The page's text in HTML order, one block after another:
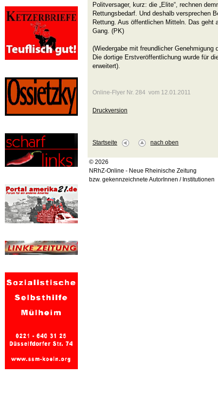
Politversager, kurz: die „Elite“, rechnen
Rettungsbedarf. Und deshalb versprechen
Rettung. Aus öffentlichen Mitteln. Das geht
Gang. (PK)
(Wiedergabe mit freundlicher
Die dortige Erstveröffentlichung wurde für
erweitert).
Online-Flyer Nr. 284 vom 12.01.2011
Druckversion
Startseite nach oben
© 2026
NRhZ-Online - Neue Rheinische Zeitung
bzw. gekennzeichnete AutorInnen / Institutionen